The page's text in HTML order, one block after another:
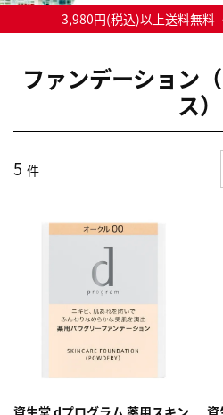
3,980円(税込)以上送料無料
ファンデーション
ス）
5 件